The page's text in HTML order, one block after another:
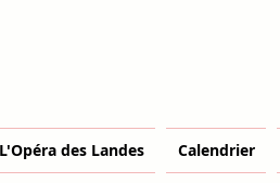
L'Opéra des Landes Calendrier